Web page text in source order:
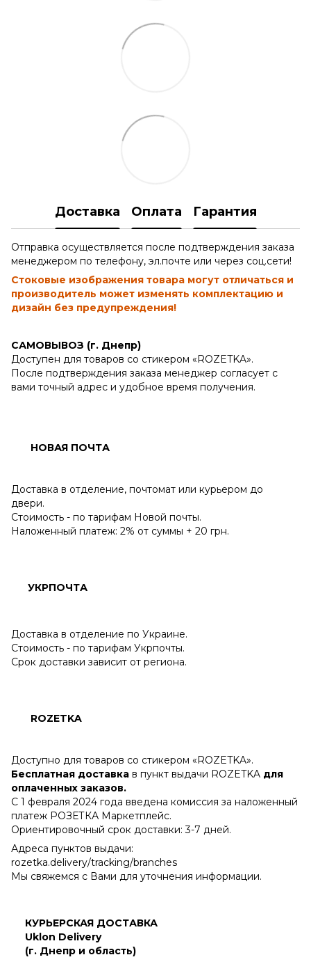
Доставка Оплата Гарантия
Отправка осуществляется после подтверждения заказа
менеджером по телефону, эл.почте или через соц.сети!
Стоковые изображения товара могут отличаться и
производитель может изменять комплектацию и
дизайн без предупреждения!
САМОВЫВОЗ (г. Днепр)
Доступен для товаров со стикером «ROZETKA».
После подтверждения заказа менеджер согласует с
вами точный адрес и удобное время получения.
НОВАЯ ПОЧТА
Доставка в отделение, почтомат или курьером до
двери.
Стоимость - по тарифам Новой почты.
Наложенный платеж: 2% от суммы + 20 грн.
УКРПОЧТА
Доставка в отделение по Украине.
Стоимость - по тарифам Укрпочты.
Срок доставки зависит от региона.
ROZETKA
Доступно для товаров со стикером «ROZETKA».
Бесплатная доставка в пункт выдачи ROZETKA для
оплаченных заказов.
С 1 февраля 2024 года введена комиссия за наложенный
платеж РОЗЕТКА Маркетплейс.
Ориентировочный срок доставки: 3-7 дней.
Адреса пунктов выдачи:
rozetka.delivery/tracking/branches
Мы свяжемся с Вами для уточнения информации.
КУРЬЕРСКАЯ ДОСТАВКА
Uklon Delivery
(г. Днепр и область)